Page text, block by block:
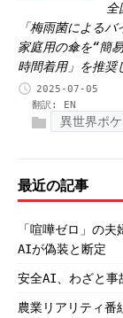
全
「梅雨菌による
家庭用の傘を“簡
時間着用」を推奨
2025-07-05
翻訳: EN
異世界ポケ
最近の記事
「喧嘩ゼロ」の
AIが偽装と断定
安全AI、わざと
農業リアリティ番